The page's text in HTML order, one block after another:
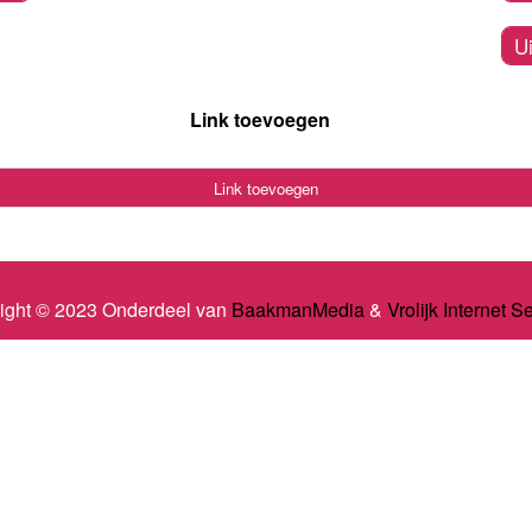
Link toevoegen
Link toevoegen
© 2023 Onderdeel van BaakmanMedia& Vrolijk Internet